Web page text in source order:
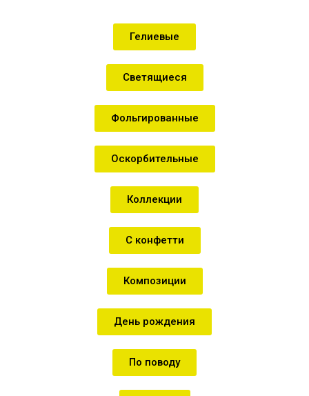
Гелиевые
Светящиеся
Фольгированные
Оскорбительные
Коллекции
С конфетти
Композиции
День рождения
По поводу